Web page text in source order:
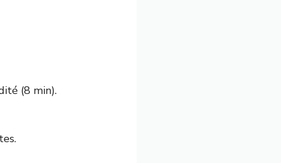
(8 min).